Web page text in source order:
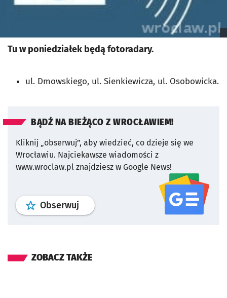
Tu w poniedziałek będą fotoradary.
ul. Dmowskiego, ul. Sienkiewicza, ul. Osobowicka.
BĄDŹ NA BIEŻĄCO Z WROCŁAWIEM!
Kliknij „obserwuj”, aby wiedzieć, co dzieje się we
Wrocławiu. Najciekawsze wiadomości z
www.wroclaw.pl znajdziesz w Google News!
Obserwuj profil serwisu
ZOBACZ TAKŻE